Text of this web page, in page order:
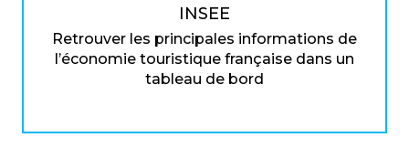
INSEE
Retrouver les principales informations de
l’économie touristique française dans un
tableau de bord